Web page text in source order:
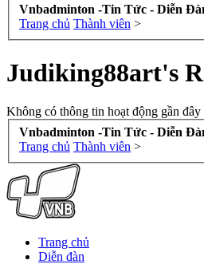
Vnbadminton -Tin Tức - Diễn
Trang chủ Thành viên >
Judiking88art's
Không có thông tin hoạt động gần đây
Vnbadminton -Tin Tức - Diễn
Trang chủ Thành viên >
Trang chủ
Diễn đàn